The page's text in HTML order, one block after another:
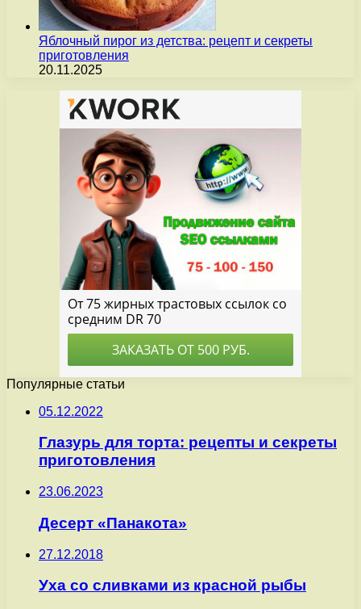
Яблочный пирог из детства: рецепт и секреты
приготовления
20.11.2025
Популярные статьи
05.12.2022
Глазурь для торта: рецепты и секреты
приготовления
23.06.2023
Десерт «Панакота»
27.12.2018
Уха со сливками из красной рыбы